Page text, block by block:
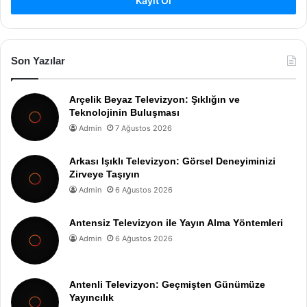
Son Yazılar
Arçelik Beyaz Televizyon: Şıklığın ve
Teknolojinin Buluşması
Admin 7 Ağustos 2026
Arkası Işıklı Televizyon: Görsel Deneyiminizi
Zirveye Taşıyın
Admin 6 Ağustos 2026
Antensiz Televizyon ile Yayın Alma Yöntemleri
Admin 6 Ağustos 2026
Antenli Televizyon: Geçmişten Günümüze
Yayıncılık